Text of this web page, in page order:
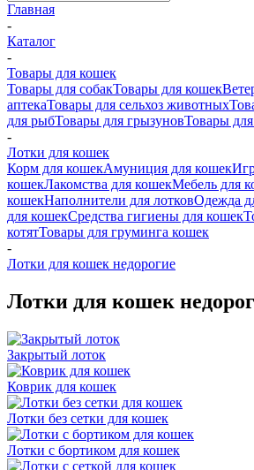
Главная
-
Каталог
-
Товары для кошек
Товары для собакТовары для кошек
аптекаТовары для сельхоз животных
для рыбТовары для грызуновТовары
-
Лотки для кошек
Корм для кошекАмуниция для кошек
кошекЛакомства для кошекМебель для
кошекНаполнители для лотковОдежда
для кошекСредства гигиены для кошек
котятТовары для груминга кошек
-
Лотки для кошек недорогие
Лотки для кошек
Закрытый лоток
Коврик для кошек
Лотки без сетки для кошек
Лотки с бортиком для кошек